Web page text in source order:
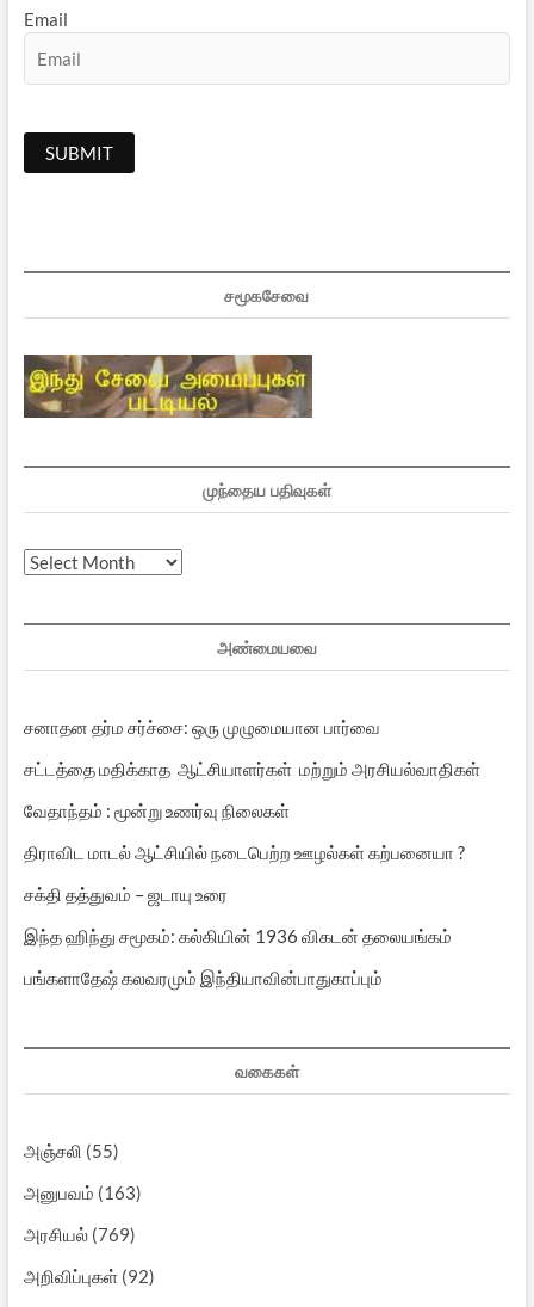
Email
சமூகசேவை
முந்தைய பதிவுகள்
முந்தைய
அண்மையவை
சனாதன தர்ம சர்ச்சை: ஒரு முழுமையான பார்வை
சட்டத்தை மதிக்காத ஆட்சியாளர்கள் மற்றும் அரசியல்வாதிகள்
வேதாந்தம் : மூன்று உணர்வு நிலைகள்
திராவிட மாடல் ஆட்சியில் நடைபெற்ற ஊழல்கள் கற்பனையா ?
சக்தி தத்துவம் – ஜடாயு உரை
இந்த ஹிந்து சமூகம்: கல்கியின் 1936 விகடன் தலையங்கம்
பங்களாதேஷ் கலவரமும் இந்தியாவின்பாதுகாப்பும்
வகைகள்
அஞ்சலி (55)
அனுபவம் (163)
அரசியல்(769)
அறிவிப்புகள்(92)